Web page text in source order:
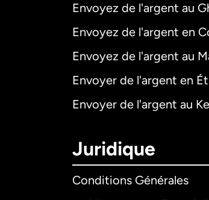
Envoyez de l'argent au
Envoyez de l'argent en
Envoyez de l'argent au
Envoyer de l'argent en
Envoyer de l'argent au
Juridique
Conditions Générales